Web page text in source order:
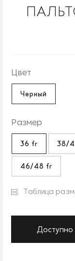
Цвет
Черный
Размер
36 fr 38/
46/48 fr
Таблица
Доступно